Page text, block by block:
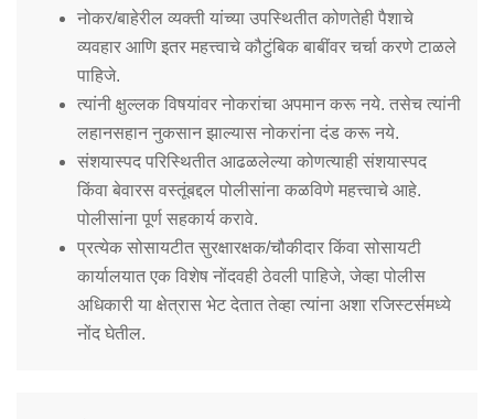
नोकर/बाहेरील व्यक्ती यांच्या उपस्थितीत कोणतेही पैशाचे
व्यवहार आणि इतर महत्त्वाचे कौटुंबिक बाबींवर चर्चा करणे टाळले
पाहिजे.
त्यांनी क्षुल्लक विषयांवर नोकरांचा अपमान करू नये. तसेच त्यांनी
लहानसहान नुकसान झाल्यास नोकरांना दंड करू नये.
संशयास्पद परिस्थितीत आढळलेल्या कोणत्याही संशयास्पद
किंवा बेवारस वस्तूंबद्दल पोलीसांना कळविणे महत्त्वाचे आहे.
पोलीसांना पूर्ण सहकार्य करावे.
प्रत्येक सोसायटीत सुरक्षारक्षक/चौकीदार किंवा सोसायटी
कार्यालयात एक विशेष नोंदवही ठेवली पाहिजे, जेव्हा पोलीस
अधिकारी या क्षेत्रास भेट देतात तेव्हा त्यांना अशा रजिस्टर्समध्ये
नोंद घेतील.